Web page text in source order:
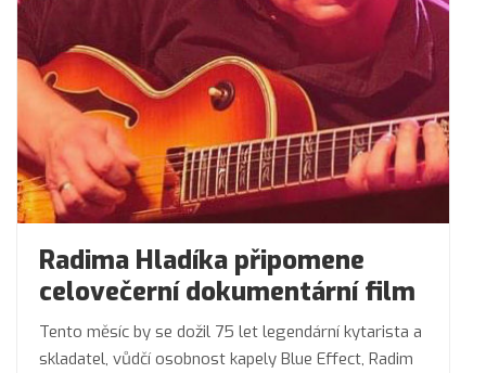
Radima Hladíka připomene
celovečerní dokumentární film
Tento měsíc by se dožil 75 let legendární kytarista a
skladatel, vůdčí osobnost kapely Blue Effect, Radim